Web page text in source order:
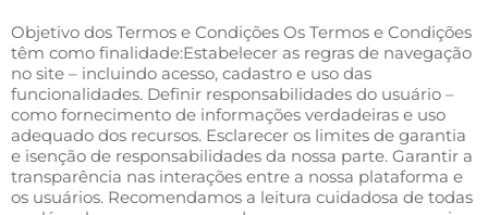
Objetivo dos Termos e Condições Os Termos e Condições
têm como finalidade:Estabelecer as regras de navegação
no site – incluindo acesso, cadastro e uso das
funcionalidades. Definir responsabilidades do usuário –
como fornecimento de informações verdadeiras e uso
adequado dos recursos. Esclarecer os limites de garantia
e isenção de responsabilidades da nossa parte. Garantir a
transparência nas interações entre a nossa plataforma e
os usuários. Recomendamos a leitura cuidadosa de todas